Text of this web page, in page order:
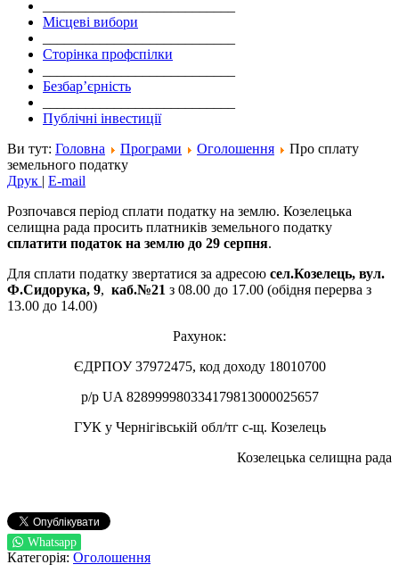
Місцеві вибори
Сторінка профспілки
Безбар’єрність
Публічні інвестиції
Ви тут: Головна Програми Оголошення
Про сплату
земельного податку
Друк | E-mail
Розпочався період сплати податку на землю. Козелецька
селищна рада просить платників земельного податку
сплатити податок на землю до 29 серпня.
Для сплати податку звертатися за адресою сел.Козелець, вул.
Ф.Сидорука, 9, каб.№21 з 08.00 до 17.00 (обідня перерва з
13.00 до 14.00)
Рахунок:
ЄДРПОУ 37972475, код доходу 18010700
р/р UA 828999980334179813000025657
ГУК у Чернігівській обл/тг с-щ. Козелець
Козелецька селищна рада
Whatsapp
Категорія: Оголошення